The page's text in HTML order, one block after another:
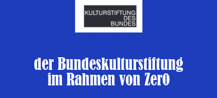
der Bundeskulturstiftung
im Rahmen von Zer0